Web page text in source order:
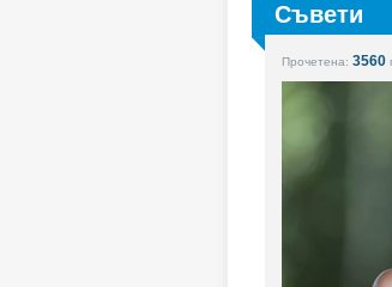
Съвети
Прочетена: 3560